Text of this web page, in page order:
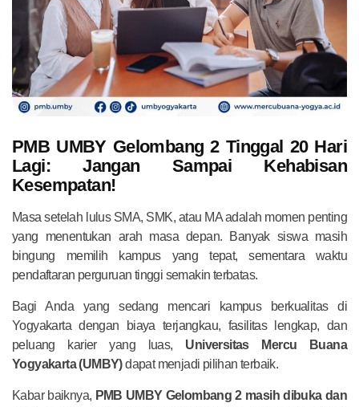
PMB UMBY Gelombang 2 Tinggal 20 Hari
Lagi: Jangan Sampai Kehabisan
Kesempatan!
Masa setelah lulus SMA, SMK, atau MA adalah momen penting
yang menentukan arah masa depan. Banyak siswa masih
bingung memilih kampus yang tepat, sementara waktu
pendaftaran perguruan tinggi semakin terbatas.
Bagi Anda yang sedang mencari kampus berkualitas di
Yogyakarta dengan biaya terjangkau, fasilitas lengkap, dan
peluang karier yang luas, Universitas Mercu Buana
Yogyakarta (UMBY)dapat menjadi pilihan terbaik.
Kabar baiknya, PMB UMBY Gelombang 2 masih dibuka dan